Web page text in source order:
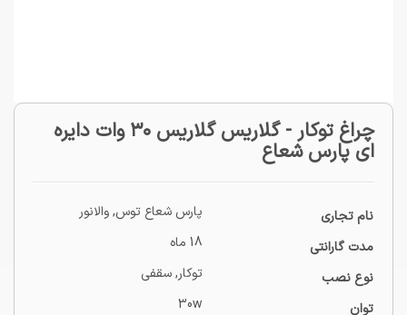
چراغ توکار - گلاریس گلاریس ۳۰ وات دایره
ای پارس شعاع
نام تجاری پارس شعاع توس,والانور
مدت گارانتی
18 ماه
نوع نصب
توکار,سقفی
توان
30w